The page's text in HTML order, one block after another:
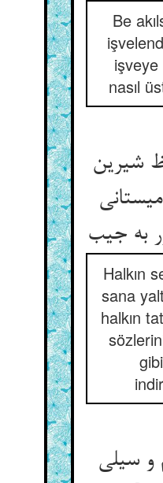
Be
işveye
nasıl
شیرین
به جیب‏
Halkın
sana
halkın
و سیلی